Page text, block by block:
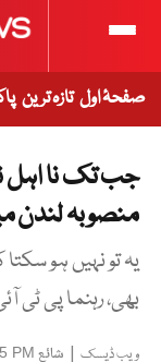
صفحۂ اول تازہ ترین
جب تک نا اہل
منصوبہ لندن
یہ تو نہیں ہو
بھی، رہنما پی ٹی
ویب ڈیسک | شائع PM